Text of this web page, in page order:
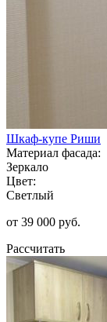
Шкаф-купе Риши
Материал фасада:
Зеркало
Цвет:
Светлый
от 39 000 руб.
Рассчитать